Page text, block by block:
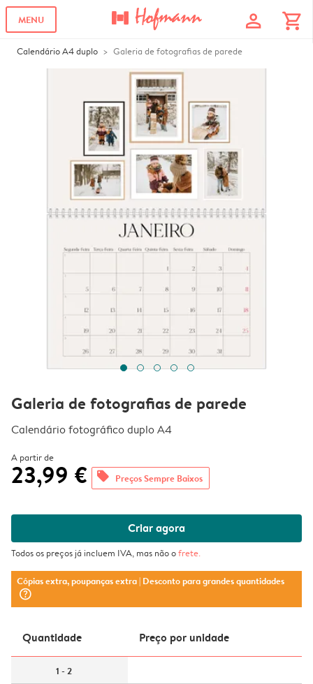
MENU profile shopping_cart
Calendário A4 duplo Galeria de fotografias de parede
Galeria de fotografias de parede
Calendário fotográfico duplo A4
A partir de
23,99 € offers Preços Sempre Baixos
Criar agora
Todos os preços já incluem IVA, mas não ofrete.
Cópias extra, poupanças extra| Desconto para grandes quantidades
question_mark_circle
Quantidade Preço por unidade
1 - 2